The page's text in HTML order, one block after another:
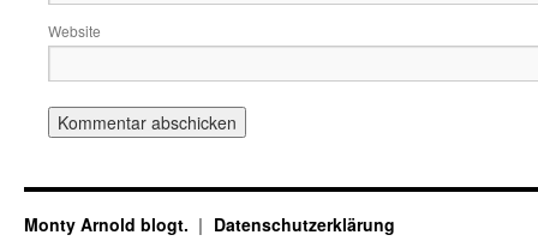
Website
Monty Arnold blogt. Datenschutz­erklärung